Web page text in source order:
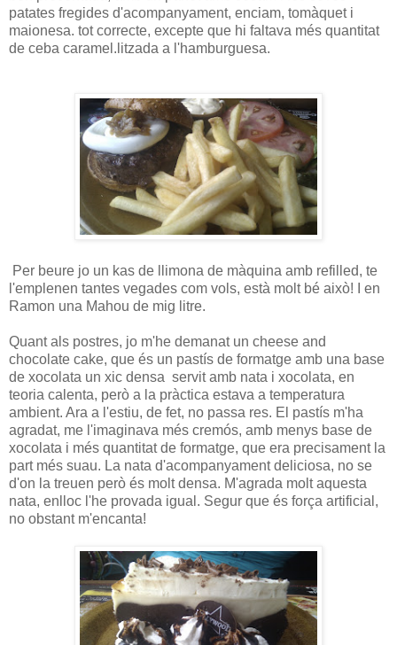
patates fregides d'acompanyament, enciam, tomàquet i
maionesa. tot correcte, excepte que hi faltava més quantitat
de ceba caramel.litzada a l'hamburguesa.
Per beure jo un kas de llimona de màquina amb refilled, te
l'emplenen tantes vegades com vols, està molt bé això! I en
Ramon una Mahou de mig litre.
Quant als postres, jo m'he demanat un cheese and
chocolate cake, que és un pastís de formatge amb una base
de xocolata un xic densa servit amb nata i xocolata, en
teoria calenta, però a la pràctica estava a temperatura
ambient. Ara a l'estiu, de fet, no passa res. El pastís m'ha
agradat, me l'imaginava més cremós, amb menys base de
xocolata i més quantitat de formatge, que era precisament la
part més suau. La nata d'acompanyament deliciosa, no se
d'on la treuen però és molt densa. M'agrada molt aquesta
nata, enlloc l'he provada igual. Segur que és força artificial,
no obstant m'encanta!